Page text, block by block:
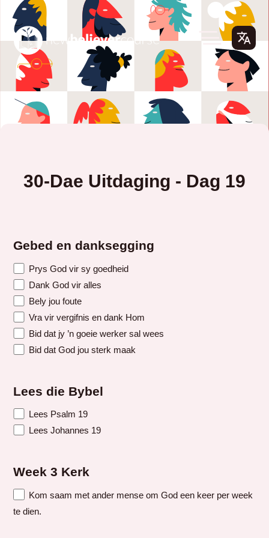
30-Dae Uitdaging - Dag 19
Gebed en danksegging
Prys God vir sy goedheid
Dank God vir alles
Bely jou foute
Vra vir vergifnis en dank Hom
Bid dat jy ’n goeie werker sal wees
Bid dat God jou sterk maak
Lees die Bybel
Lees Psalm 19
Lees Johannes 19
Week 3 Kerk
Kom saam met ander mense om God een keer per week
te dien.